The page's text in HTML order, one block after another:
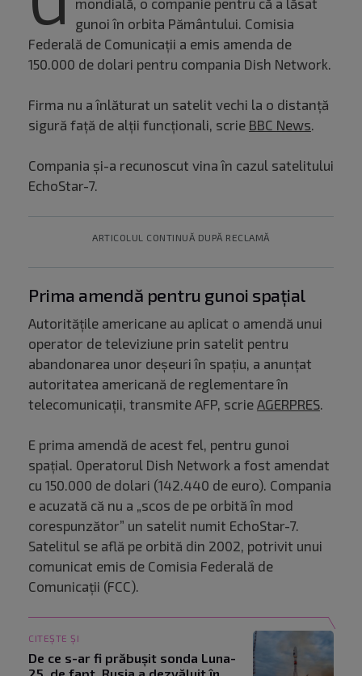
mondială, o companie pentru că a lăsat
gunoi în orbita Pământului. Comisia
Federală de Comunicații a emis amenda de
150.000 de dolari pentru compania Dish Network.
Firma nu a înlăturat un satelit vechi la o distanță
sigură față de alții funcționali, scrie BBC News.
Compania și-a recunoscut vina în cazul satelitului
EchoStar-7.
ARTICOLUL CONTINUĂ DUPĂ RECLAMĂ
Prima amendă pentru gunoi spațial
Autorităţile americane au aplicat o amendă unui
operator de televiziune prin satelit pentru
abandonarea unor deşeuri în spaţiu, a anunţat
autoritatea americană de reglementare în
telecomunicaţii, transmite AFP, scrie AGERPRES.
E prima amendă de acest fel, pentru gunoi
spațial. Operatorul Dish Network a fost amendat
cu 150.000 de dolari (142.440 de euro). Compania
e acuzată că nu a „scos de pe orbită în mod
corespunzător” un satelit numit EchoStar-7.
Satelitul se află pe orbită din 2002, potrivit unui
comunicat emis de Comisia Federală de
Comunicaţii (FCC).
CITEȘTE ȘI
De ce s-ar fi prăbușit sonda Luna-